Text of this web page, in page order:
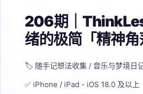
206期｜
绪的极简「精神角
🏷️ 随手记想法收集 / 音乐与梦境日
✅ iPhone / iPad - iOS 18.0 及以上